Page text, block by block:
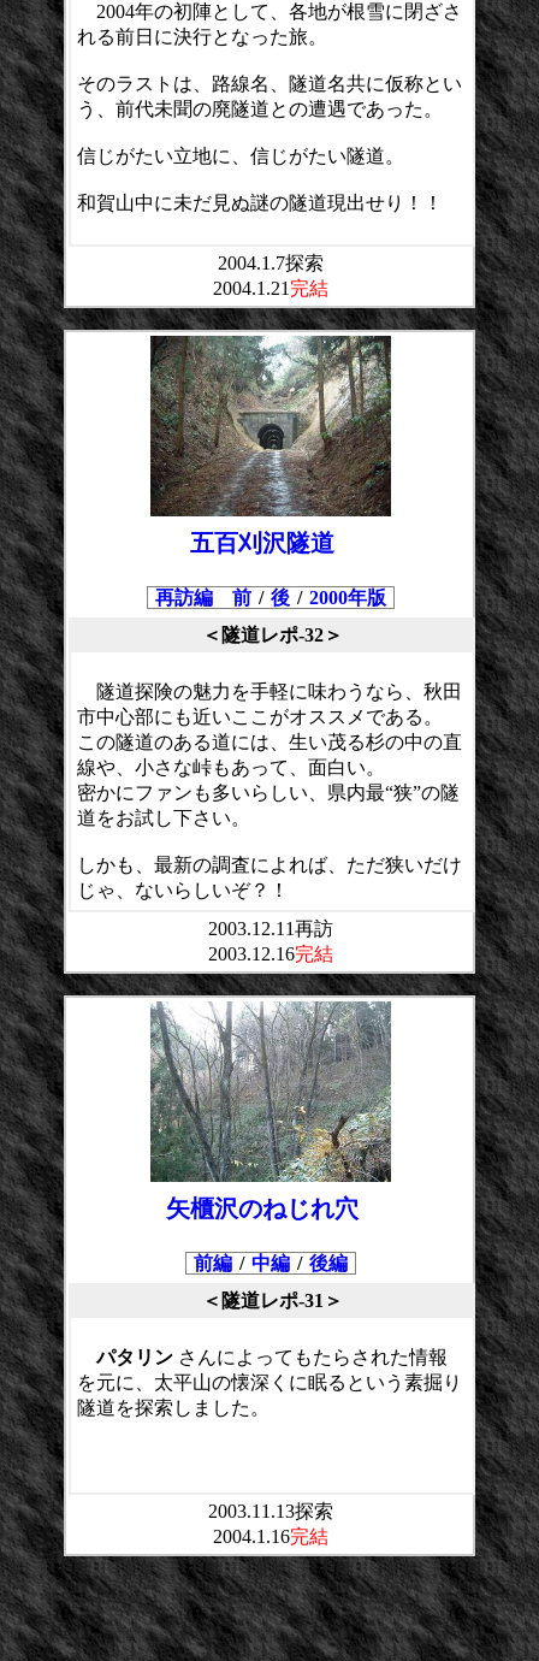
2004年の初陣として、各地が根雪に閉ざさ
れる前日に決行となった旅。
そのラストは、路線名、隧道名共に仮称とい
う、前代未聞の廃隧道との遭遇であった。
信じがたい立地に、信じがたい隧道。
和賀山中に未だ見ぬ謎の隧道現出せり！！
2004.1.7探索
2004.1.21 完結
五百刈沢隧道
再訪編 前 / 後 / 2000年版
＜隧道レポ-32＞
隧道探険の魅力を手軽に味わうなら、秋田
市中心部にも近いここがオススメである。
この隧道のある道には、生い茂る杉の中の直
線や、小さな峠もあって、面白い。
密かにファンも多いらしい、県内最“狭”の隧
道をお試し下さい。
しかも、最新の調査によれば、ただ狭いだけ
じゃ、ないらしいぞ？！
2003.12.11再訪
2003.12.16完結
矢櫃沢のねじれ穴
前編 / 中編 / 後編
＜隧道レポ-31＞
パタリン さんによってもたらされた情報
を元に、太平山の懐深くに眠るという素掘り
隧道を探索しました。
2003.11.13探索
2004.1.16完結